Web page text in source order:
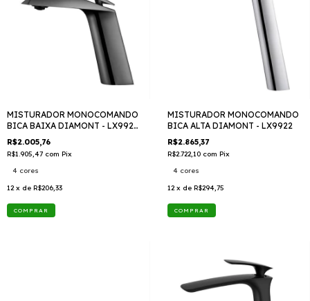
MISTURADOR MONOCOMANDO
BICA BAIXA DIAMONT - LX9926
TTD 409
R$2.005,76
R$1.905,47 com Pix
4 cores
12 x de R$206,33
COMPRAR
MISTURADOR MONOCOMANDO
BICA ALTA DIAMONT - LX9922
R$2.865,37
R$2.722,10 com Pix
4 cores
12 x de R$294,75
COMPRAR